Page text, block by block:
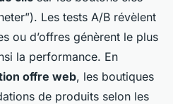
Les tests A/B révèlent
ou d’offres génèrent le plus
la performance. En
offre web, les boutiques
de produits selon les